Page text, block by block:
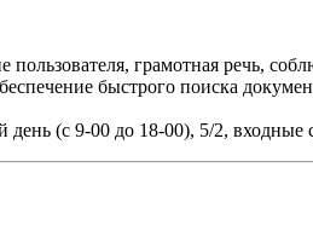
грамотная речь,
быстрого поиска
(с 9-00 до 18-00), 5/2, входные